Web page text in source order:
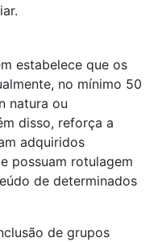
estabelece que os
no mínimo 50
natura ou
disso, reforça a
adquiridos
possuam rotulagem
de determinados
de grupos